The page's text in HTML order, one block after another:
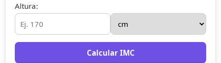
Altura:
Calcular IMC